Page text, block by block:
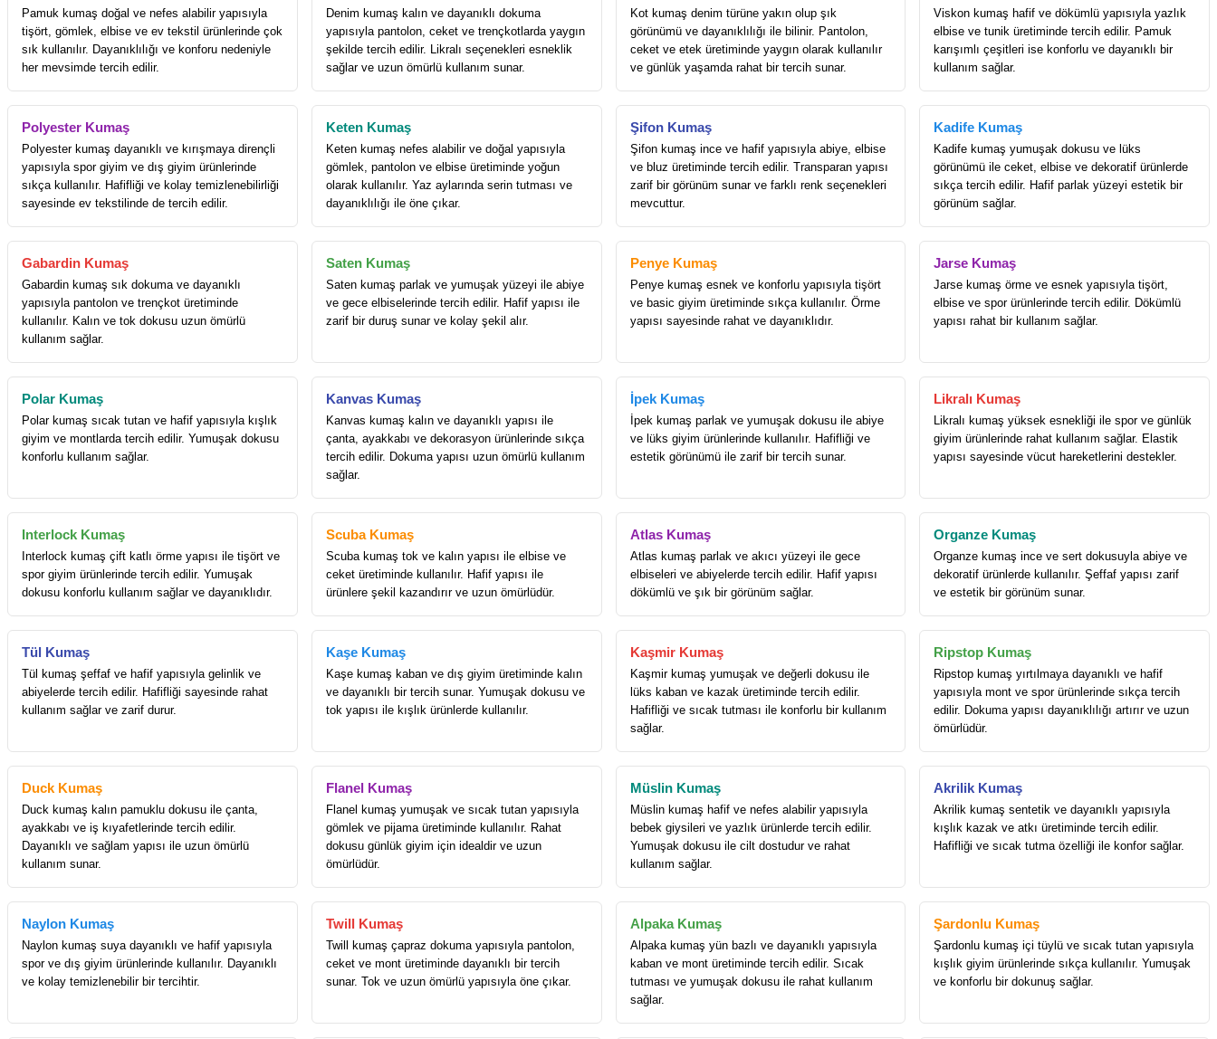
Pamuk kumaş doğal ve nefes alabilir yapısıyla
tişört, gömlek, elbise ve ev tekstil ürünlerinde çok
sık kullanılır. Dayanıklılığı ve konforu nedeniyle
her mevsimde tercih edilir.
Denim kumaş kalın ve dayanıklı dokuma
yapısıyla pantolon, ceket ve trençkotlarda yaygın
şekilde tercih edilir. Likralı seçenekleri esneklik
sağlar ve uzun ömürlü kullanım sunar.
Kot kumaş denim türüne yakın olup şık
görünümü ve dayanıklılığı ile bilinir. Pantolon,
ceket ve etek üretiminde yaygın olarak kullanılır
ve günlük yaşamda rahat bir tercih sunar.
Viskon kumaş hafif ve dökümlü yapısıyla yazlık
elbise ve tunik üretiminde tercih edilir. Pamuk
karışımlı çeşitleri ise konforlu ve dayanıklı bir
kullanım sağlar.
Polyester Kumaş
Polyester kumaş dayanıklı ve kırışmaya dirençli
yapısıyla spor giyim ve dış giyim ürünlerinde
sıkça kullanılır. Hafifliği ve kolay temizlenebilirliği
sayesinde ev tekstilinde de tercih edilir.
Keten Kumaş
Keten kumaş nefes alabilir ve doğal yapısıyla
gömlek, pantolon ve elbise üretiminde yoğun
olarak kullanılır. Yaz aylarında serin tutması ve
dayanıklılığı ile öne çıkar.
Şifon Kumaş
Şifon kumaş ince ve hafif yapısıyla abiye, elbise
ve bluz üretiminde tercih edilir. Transparan yapısı
zarif bir görünüm sunar ve farklı renk seçenekleri
mevcuttur.
Kadife Kumaş
Kadife kumaş yumuşak dokusu ve lüks
görünümü ile ceket, elbise ve dekoratif ürünlerde
sıkça tercih edilir. Hafif parlak yüzeyi estetik bir
görünüm sağlar.
Gabardin Kumaş
Gabardin kumaş sık dokuma ve dayanıklı
yapısıyla pantolon ve trençkot üretiminde
kullanılır. Kalın ve tok dokusu uzun ömürlü
kullanım sağlar.
Saten Kumaş
Saten kumaş parlak ve yumuşak yüzeyi ile abiye
ve gece elbiselerinde tercih edilir. Hafif yapısı ile
zarif bir duruş sunar ve kolay şekil alır.
Penye Kumaş
Penye kumaş esnek ve konforlu yapısıyla tişört
ve basic giyim üretiminde sıkça kullanılır. Örme
yapısı sayesinde rahat ve dayanıklıdır.
Jarse Kumaş
Jarse kumaş örme ve esnek yapısıyla tişört,
elbise ve spor ürünlerinde tercih edilir. Dökümlü
yapısı rahat bir kullanım sağlar.
Polar Kumaş
Polar kumaş sıcak tutan ve hafif yapısıyla kışlık
giyim ve montlarda tercih edilir. Yumuşak dokusu
konforlu kullanım sağlar.
Kanvas Kumaş
Kanvas kumaş kalın ve dayanıklı yapısı ile
çanta, ayakkabı ve dekorasyon ürünlerinde sıkça
tercih edilir. Dokuma yapısı uzun ömürlü kullanım
sağlar.
İpek Kumaş
İpek kumaş parlak ve yumuşak dokusu ile abiye
ve lüks giyim ürünlerinde kullanılır. Hafifliği ve
estetik görünümü ile zarif bir tercih sunar.
Likralı Kumaş
Likralı kumaş yüksek esnekliği ile spor ve günlük
giyim ürünlerinde rahat kullanım sağlar. Elastik
yapısı sayesinde vücut hareketlerini destekler.
Interlock Kumaş
Interlock kumaş çift katlı örme yapısı ile tişört ve
spor giyim ürünlerinde tercih edilir. Yumuşak
dokusu konforlu kullanım sağlar ve dayanıklıdır.
Scuba Kumaş
Scuba kumaş tok ve kalın yapısı ile elbise ve
ceket üretiminde kullanılır. Hafif yapısı ile
ürünlere şekil kazandırır ve uzun ömürlüdür.
Atlas Kumaş
Atlas kumaş parlak ve akıcı yüzeyi ile gece
elbiseleri ve abiyelerde tercih edilir. Hafif yapısı
dökümlü ve şık bir görünüm sağlar.
Organze Kumaş
Organze kumaş ince ve sert dokusuyla abiye ve
dekoratif ürünlerde kullanılır. Şeffaf yapısı zarif
ve estetik bir görünüm sunar.
Tül Kumaş
Tül kumaş şeffaf ve hafif yapısıyla gelinlik ve
abiyelerde tercih edilir. Hafifliği sayesinde rahat
kullanım sağlar ve zarif durur.
Kaşe Kumaş
Kaşe kumaş kaban ve dış giyim üretiminde kalın
ve dayanıklı bir tercih sunar. Yumuşak dokusu ve
tok yapısı ile kışlık ürünlerde kullanılır.
Kaşmir Kumaş
Kaşmir kumaş yumuşak ve değerli dokusu ile
lüks kaban ve kazak üretiminde tercih edilir.
Hafifliği ve sıcak tutması ile konforlu bir kullanım
sağlar.
Ripstop Kumaş
Ripstop kumaş yırtılmaya dayanıklı ve hafif
yapısıyla mont ve spor ürünlerinde sıkça tercih
edilir. Dokuma yapısı dayanıklılığı artırır ve uzun
ömürlüdür.
Duck Kumaş
Duck kumaş kalın pamuklu dokusu ile çanta,
ayakkabı ve iş kıyafetlerinde tercih edilir.
Dayanıklı ve sağlam yapısı ile uzun ömürlü
kullanım sunar.
Flanel Kumaş
Flanel kumaş yumuşak ve sıcak tutan yapısıyla
gömlek ve pijama üretiminde kullanılır. Rahat
dokusu günlük giyim için idealdir ve uzun
ömürlüdür.
Müslin Kumaş
Müslin kumaş hafif ve nefes alabilir yapısıyla
bebek giysileri ve yazlık ürünlerde tercih edilir.
Yumuşak dokusu ile cilt dostudur ve rahat
kullanım sağlar.
Akrilik Kumaş
Akrilik kumaş sentetik ve dayanıklı yapısıyla
kışlık kazak ve atkı üretiminde tercih edilir.
Hafifliği ve sıcak tutma özelliği ile konfor sağlar.
Naylon Kumaş
Naylon kumaş suya dayanıklı ve hafif yapısıyla
spor ve dış giyim ürünlerinde kullanılır. Dayanıklı
ve kolay temizlenebilir bir tercihtir.
Twill Kumaş
Twill kumaş çapraz dokuma yapısıyla pantolon,
ceket ve mont üretiminde dayanıklı bir tercih
sunar. Tok ve uzun ömürlü yapısıyla öne çıkar.
Alpaka Kumaş
Alpaka kumaş yün bazlı ve dayanıklı yapısıyla
kaban ve mont üretiminde tercih edilir. Sıcak
tutması ve yumuşak dokusu ile rahat kullanım
sağlar.
Şardonlu Kumaş
Şardonlu kumaş içi tüylü ve sıcak tutan yapısıyla
kışlık giyim ürünlerinde sıkça kullanılır. Yumuşak
ve konforlu bir dokunuş sağlar.